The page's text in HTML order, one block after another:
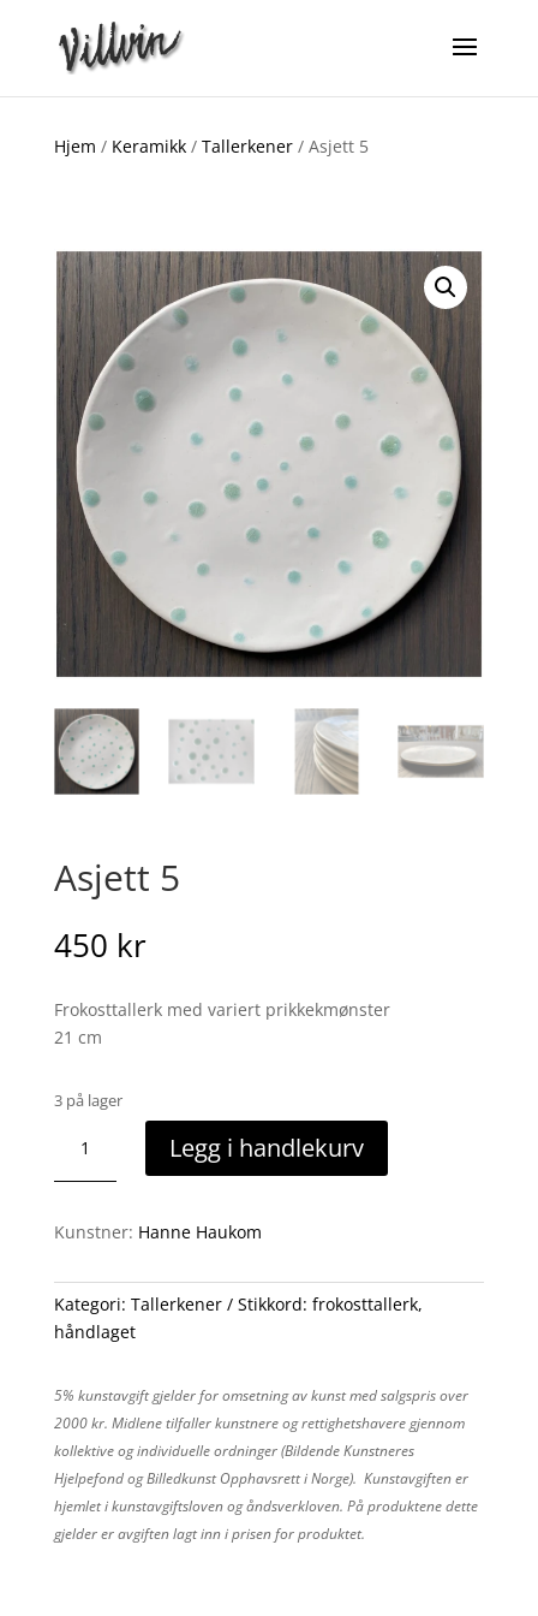
Hjem / Keramikk/ Tallerkener/ Asjett 5
Asjett 5
450 kr
Frokosttallerk med variert prikkekmønster
21 cm
3 på lager
antall
Legg i handlekurv
Kunstner: Hanne Haukom
Kategori: Tallerkener Stikkord: frokosttallerk,
håndlaget
5% kunstavgift gjelder for omsetning av kunst med salgspris over
2000 kr. Midlene tilfaller kunstnere og rettighetshavere gjennom
kollektive og individuelle ordninger (Bildende Kunstneres
Hjelpefond og Billedkunst Opphavsrett i Norge). Kunstavgiften er
hjemlet i kunstavgiftsloven og åndsverkloven. På produktene dette
gjelder er avgiften lagt inn i prisen for produktet.